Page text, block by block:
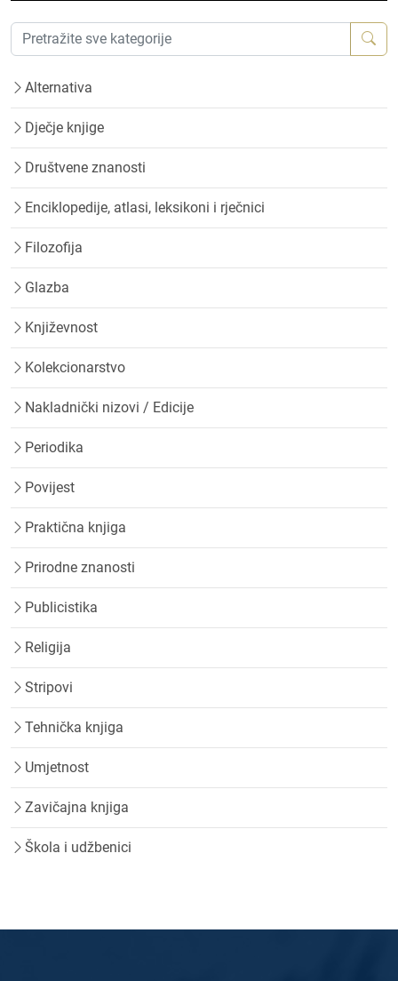
Alternativa
Dječje knjige
Društvene znanosti
Enciklopedije, atlasi, leksikoni i rječnici
Filozofija
Glazba
Književnost
Kolekcionarstvo
Nakladnički nizovi / Edicije
Periodika
Povijest
Praktična knjiga
Prirodne znanosti
Publicistika
Religija
Stripovi
Tehnička knjiga
Umjetnost
Zavičajna knjiga
Škola i udžbenici